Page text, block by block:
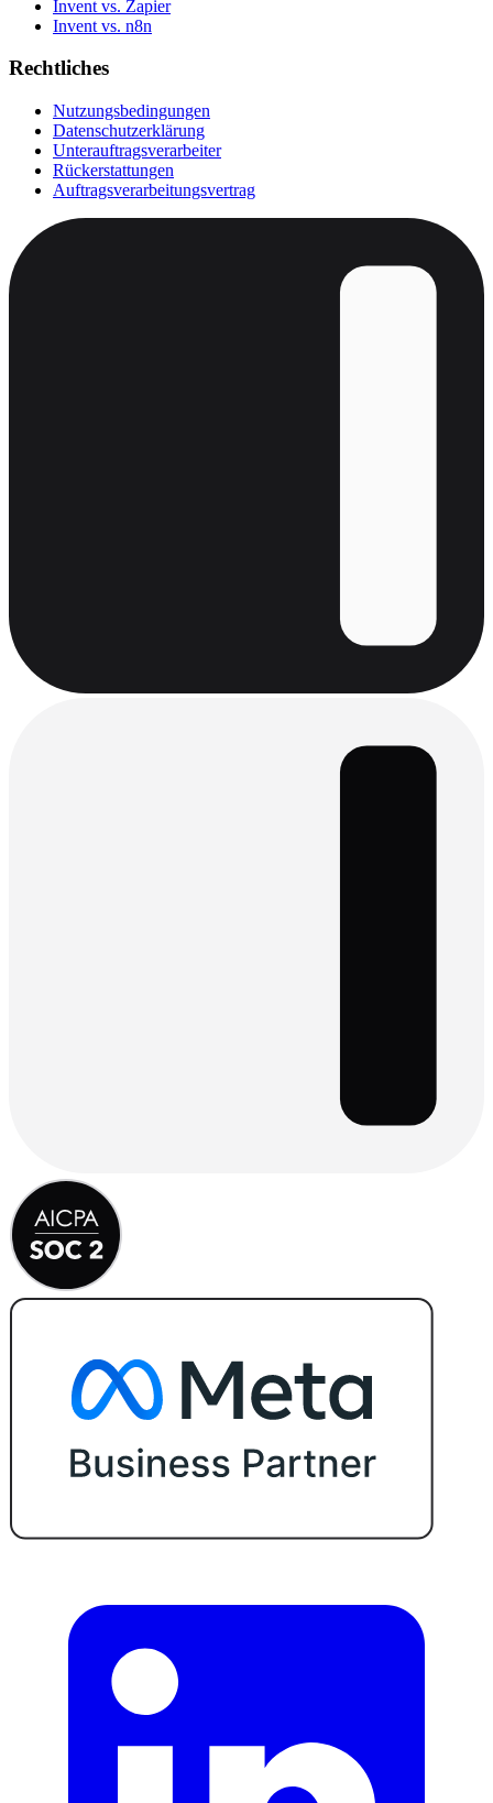
Invent vs. Zapier
Invent vs. n8n
Rechtliches
Nutzungsbedingungen
Datenschutzerklärung
Unterauftragsverarbeiter
Rückerstattungen
Auftragsverarbeitungsvertrag